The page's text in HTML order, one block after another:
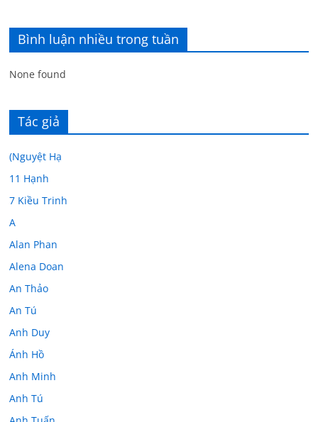
Bình luận nhiều trong tuần
None found
Tác giả
(Nguyệt Hạ
11 Hạnh
7 Kiều Trinh
A
Alan Phan
Alena Doan
An Thảo
An Tú
Anh Duy
Ánh Hồ
Anh Minh
Anh Tú